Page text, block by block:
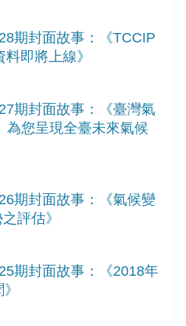
期封面故事：《TCCIP
即將上線》
期封面故事：《臺灣氣
為您呈現全臺未來氣候
期封面故事：《氣候變
評估》
期封面故事：《2018年